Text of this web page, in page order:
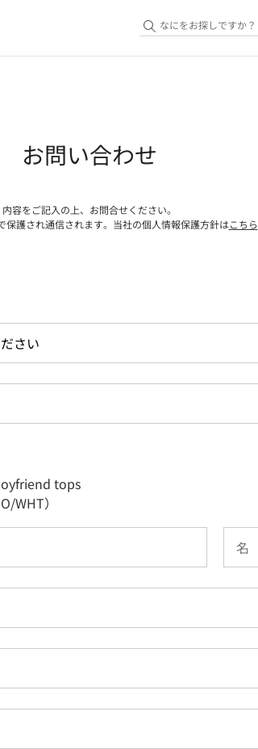
お問い合わせ
内容をご記入の上、お問合せください。
保護され通信されます。当社の個人情報保護方針はこちら
tops
WHT）